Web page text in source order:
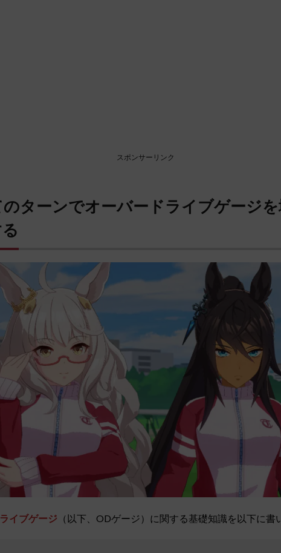
スポンサーリンク
ターンでオーバードライブゲージ
イブゲージ （以下、ODゲージ） に関する基礎知識を以下に書